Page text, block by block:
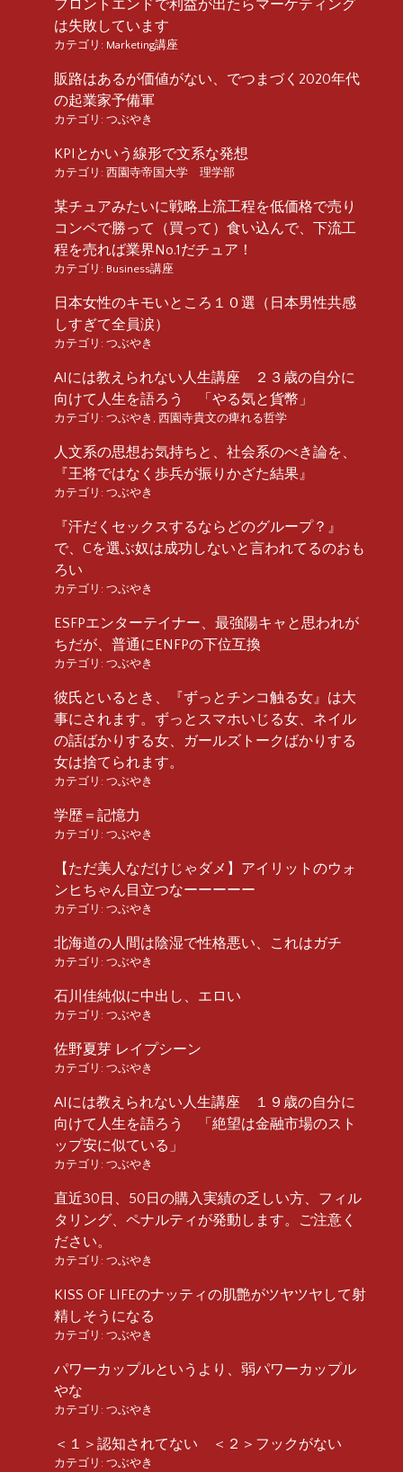
フロントエンドで利益が出たらマーケティング
は失敗しています
カテゴリ: Marketing講座
販路はあるが価値がない、でつまづく2020年代
の起業家予備軍
カテゴリ: つぶやき
KPIとかいう線形で文系な発想
カテゴリ: 西園寺帝国大学 理学部
某チュアみたいに戦略上流工程を低価格で売り
コンペで勝って（買って）食い込んで、下流工
程を売れば業界No.1だチュア！
カテゴリ: Business講座
日本女性のキモいところ１０選（日本男性共感
しすぎて全員涙）
カテゴリ: つぶやき
AIには教えられない人生講座 ２３歳の自分に
向けて人生を語ろう 「やる気と貨幣」
カテゴリ: つぶやき 西園寺貴文の痺れる哲学
人文系の思想お気持ちと、社会系のべき論を、
『王将ではなく歩兵が振りかざた結果』
カテゴリ: つぶやき
『汗だくセックスするならどのグループ？』
で、Cを選ぶ奴は成功しないと言われてるのおも
ろい
カテゴリ: つぶやき
ESFPエンターテイナー、最強陽キャと思われが
ちだが、普通にENFPの下位互換
カテゴリ: つぶやき
彼氏といるとき、『ずっとチンコ触る女』は大
事にされます。ずっとスマホいじる女、ネイル
の話ばかりする女、ガールズトークばかりする
女は捨てられます。
カテゴリ: つぶやき
学歴＝記憶力
カテゴリ: つぶやき
【ただ美人なだけじゃダメ】アイリットのウォ
ンヒちゃん目立つなーーーーー
カテゴリ: つぶやき
北海道の人間は陰湿で性格悪い、これはガチ
カテゴリ: つぶやき
石川佳純似に中出し、エロい
カテゴリ: つぶやき
佐野夏芽 レイプシーン
カテゴリ: つぶやき
AIには教えられない人生講座 １９歳の自分に
向けて人生を語ろう 「絶望は金融市場のスト
ップ安に似ている」
カテゴリ: つぶやき
直近30日、50日の購入実績の乏しい方、フィル
タリング、ペナルティが発動します。ご注意く
ださい。
カテゴリ: つぶやき
KISS OF LIFEのナッティの肌艶がツヤツヤして射
精しそうになる
カテゴリ: つぶやき
パワーカップルというより、弱パワーカップル
やな
カテゴリ: つぶやき
＜１＞認知されてない ＜２＞フックがない
カテゴリ: つぶやき